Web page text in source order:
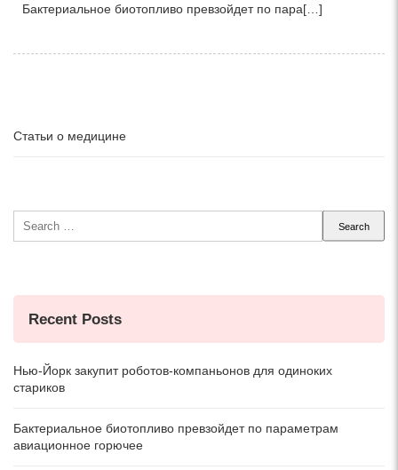
Бактериальное биотопливо превзойдет по пара[…]
Статьи о медицине
for:
Recent Posts
Нью-Йорк закупит роботов-компаньонов для одиноких
стариков
Бактериальное биотопливо превзойдет по параметрам
авиационное горючее